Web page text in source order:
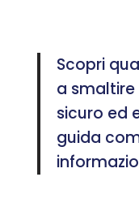
Scopri
a
sicuro ed
guida